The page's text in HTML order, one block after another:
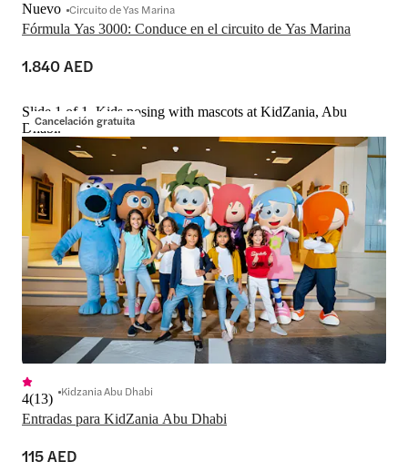
Fórmula Yas 3000: Conduce en el circuito de Yas Marina
Nuevo Circuito de Yas Marina
1.840 AED
Cancelación gratuita
Slide 1 of 1, Kids posing with mascots at KidZania, Abu
Dhabi.
Entradas para KidZania Abu Dhabi
4(13) Kidzania Abu Dhabi
115 AED